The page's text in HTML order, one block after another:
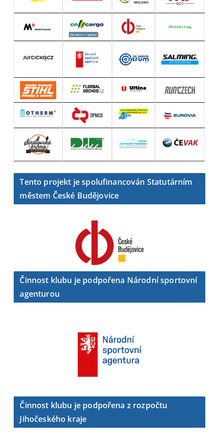
Tento projekt je spolufinancován Statutárním
městem České Budějovice
Činnost klubu je podpořena Národní sportovní
agenturou
Činnost klubu je podpořena z rozpočtu
Jihočeského kraje